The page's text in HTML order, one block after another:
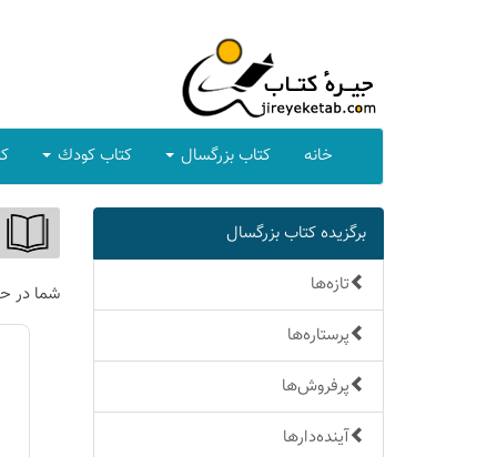
خانه كتاب بزرگسال كتاب كودك
برگزیده كتاب بزرگسال
تازه‌ها
پرستاره‌ها
پرفروش‌ها
آینده‌دارها
شما در